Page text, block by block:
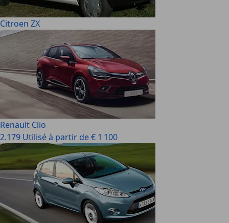
Citroen ZX
Renault Clio
2.179 Utilisé à partir de € 1 100